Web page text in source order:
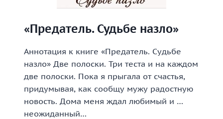
«Предатель. Судьбе назло»
Аннотация к книге «Предатель. Судьбе
назло» Две полоски. Три теста и на каждом
две полоски. Пока я прыгала от счастья,
придумывая, как сообщу мужу радостную
новость. Дома меня ждал любимый и …
неожиданный…